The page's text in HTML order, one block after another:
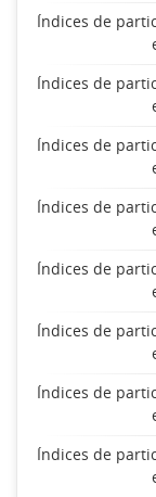
Índices de
Índices de
Índices de
Índices de
Índices de
Índices de
Índices de
Índices de